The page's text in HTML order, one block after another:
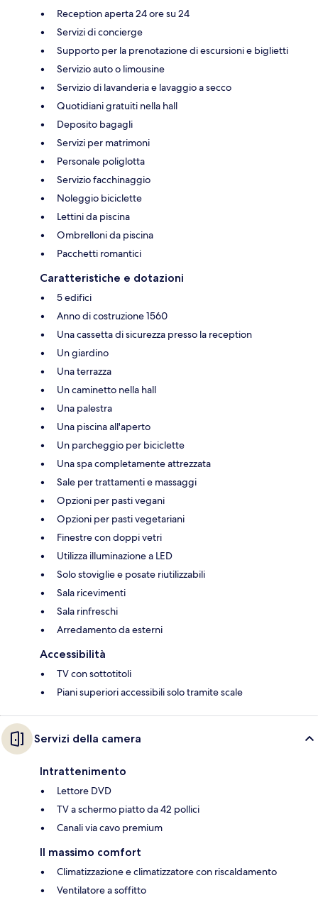
Reception aperta 24 ore su 24
Servizi di concierge
Supporto per la prenotazione di escursioni e biglietti
Servizio auto o limousine
Servizio di lavanderia e lavaggio a secco
Quotidiani gratuiti nella hall
Deposito bagagli
Servizi per matrimoni
Personale poliglotta
Servizio facchinaggio
Noleggio biciclette
Lettini da piscina
Ombrelloni da piscina
Pacchetti romantici
Caratteristiche e dotazioni
5 edifici
Anno di costruzione 1560
Una cassetta di sicurezza presso la reception
Un giardino
Una terrazza
Un caminetto nella hall
Una palestra
Una piscina all'aperto
Un parcheggio per biciclette
Una spa completamente attrezzata
Sale per trattamenti e massaggi
Opzioni per pasti vegani
Opzioni per pasti vegetariani
Finestre con doppi vetri
Utilizza illuminazione a LED
Solo stoviglie e posate riutilizzabili
Sala ricevimenti
Sala rinfreschi
Arredamento da esterni
Accessibilità
TV con sottotitoli
Piani superiori accessibili solo tramite scale
Servizi della camera
Intrattenimento
Lettore DVD
TV a schermo piatto da 42 pollici
Canali via cavo premium
Il massimo comfort
Climatizzazione e climatizzatore con riscaldamento
Ventilatore a soffitto